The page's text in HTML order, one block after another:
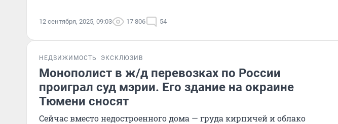
12 сентября, 2025, 09:03 17 806 54
НЕДВИЖИМОСТЬ ЭКСКЛЮЗИВ
Монополист в ж/д перевозках по России
проиграл суд мэрии. Его здание на окраине
Тюмени сносят
Сейчас вместо недостроенного дома — груда кирпичей и облако